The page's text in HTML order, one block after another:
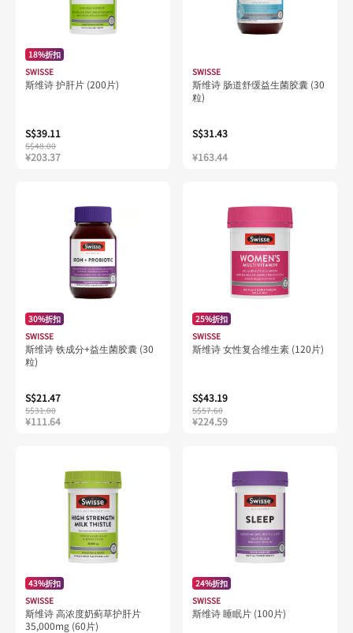
18%折扣
SWISSE
斯维诗 护肝片 (200片)
S$39.11
S$48.00
¥203.37
SWISSE
斯维诗 肠道舒缓益生菌胶囊 (30
粒)
S$31.43
¥163.44
30%折扣
SWISSE
斯维诗 铁成分+益生菌胶囊 (30
粒)
S$21.47
S$31.00
¥111.64
25%折扣
SWISSE
斯维诗 女性复合维生素 (120片)
S$43.19
S$57.60
¥224.59
43%折扣
SWISSE
斯维诗 高浓度奶蓟草护肝片
35,000mg (60片)
24%折扣
SWISSE
斯维诗 睡眠片 (100片)